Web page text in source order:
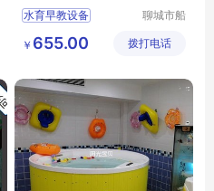
水育早教设备
婴幼儿游泳池
聊城市船
乐设备有
￥ 655.00 拨打电话